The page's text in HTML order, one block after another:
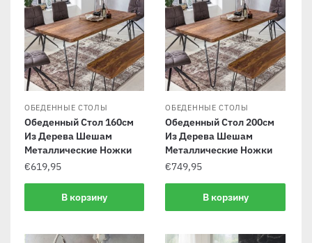
ОБЕДЕННЫЕ СТОЛЫ
Обеденный Стол 160см
Из Дерева Шешам
Металлические Ножки
€619,95
В корзину
ОБЕДЕННЫЕ СТОЛЫ
Обеденный Стол 200см
Из Дерева Шешам
Металлические Ножки
€749,95
В корзину